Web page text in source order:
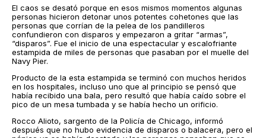
El caos se desató porque en esos mismos momentos algunas
personas hicieron detonar unos potentes cohetones que las
personas que corrían de la pelea de los pandilleros
confundieron con disparos y empezaron a gritar “armas”,
“disparos”. Fue el inicio de una espectacular y escalofriante
estampida de miles de personas que pasaban por el muelle del
Navy Pier.
Producto de la esta estampida se terminó con muchos heridos
en los hospitales, incluso uno que al principio se pensó que
había recibido una bala, pero resultó que había caído sobre el
pico de un mesa tumbada y se había hecho un orificio.
Rocco Alioto, sargento de la Policía de Chicago, informó
después que no hubo evidencia de disparos o balacera, pero el